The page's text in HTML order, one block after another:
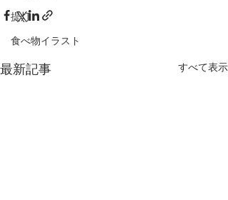
提灯
食べ物イラスト
最新記事 すべて表示